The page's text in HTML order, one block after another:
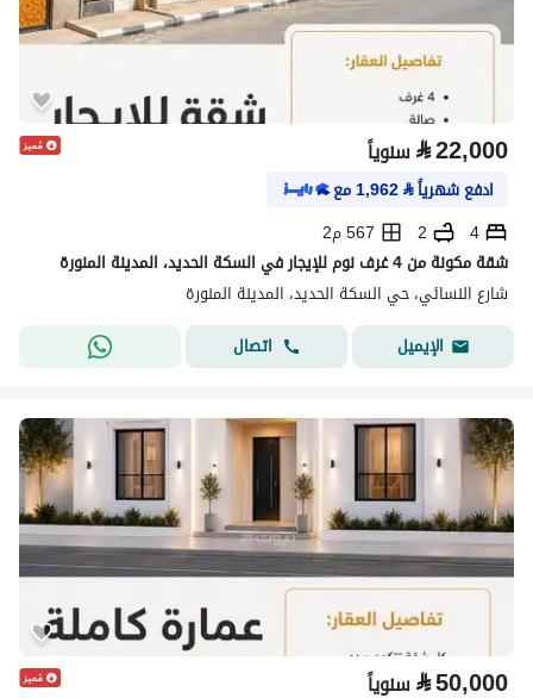
⃁22,000 سنوياً
ادفع شهرياً⃁
1,962مع
4
2
567 م2
شقة مكونة من 4 غرف نوم للإيجار في السكة الحديد، المدينة المنورة
شارع النسائي، حي السكة الحديد، المدينة المنورة
الإيميل
اتصال
⃁50,000 سنوياً